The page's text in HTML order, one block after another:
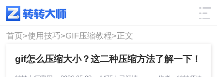
使用技巧 筛选
首页>使用技巧>GIF压缩教程>正文
gif怎么压缩大小？这二种压缩方法了解一下！